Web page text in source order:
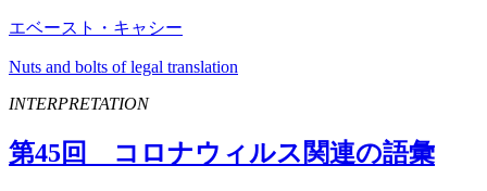
エベースト・キャシー
Nuts and bolts of legal translation
INTERPRETATION
第45回 コロナウィルス関連の語彙